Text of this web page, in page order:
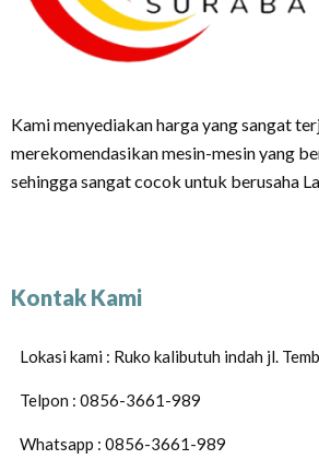
Kami menyediakan harga yang sangat
merekomendasikan mesin-mesin yang
sehingga sangat cocok untuk berusaha
Kontak Kami
Lokasi kami : Ruko kalibutuh indah jl.
Telpon : 0856-3661-989
Whatsapp : 0856-3661-989